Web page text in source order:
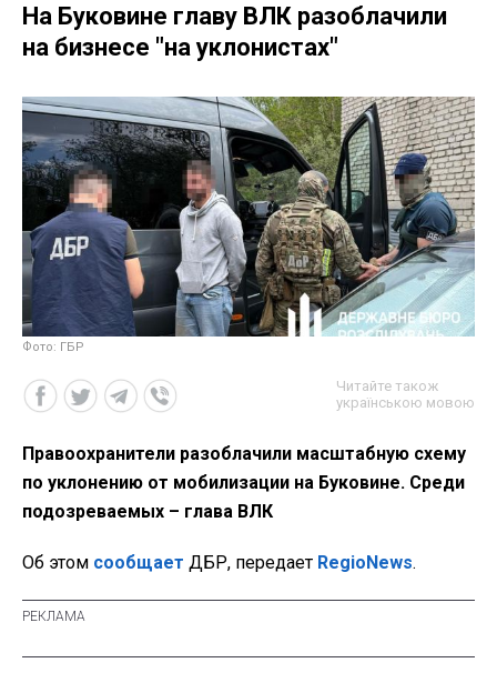
На Буковине главу ВЛК разоблачили
на бизнесе "на уклонистах"
Фото: ГБР
Читайте також
українською мовою
Правоохранители разоблачили масштабную схему
по уклонению от мобилизации на Буковине. Среди
подозреваемых – глава ВЛК
Об этом сообщает ДБР, передает RegioNews.